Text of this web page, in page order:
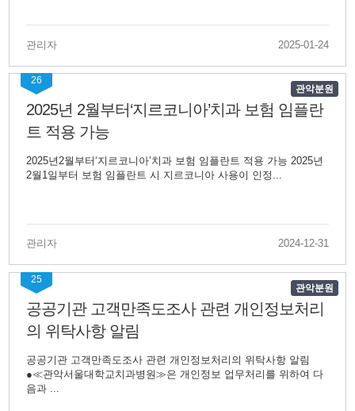
관리자 2025-01-24
26
관악분원
2025년 2월부터‘지르코니아’치과 보험 임플란
트 적용 가능
2025년2월부터‘지르코니아’치과 보험 임플란트 적용 가능 2025년
2월1일부터 보험 임플란트 시 지르코니아 사용이 인정...
관리자 2024-12-31
25
관악분원
공공기관 고객만족도조사 관련 개인정보처리
의 위탁사항 알림
공공기관 고객만족도조사 관련 개인정보처리의 위탁사항 알림
●≪관악서울대학교치과병원≫은 개인정보 업무처리를 위하여 다
음과 ...